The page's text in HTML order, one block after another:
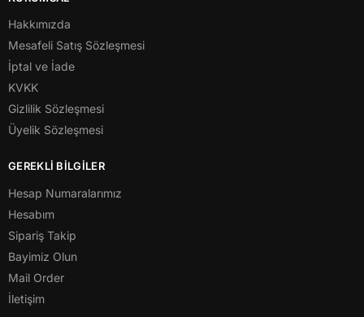
Hakkımızda
Mesafeli Satış Sözleşmesi
İptal ve İade
KVKK
Gizlilik Sözleşmesi
Üyelik Sözleşmesi
GEREKLİ BİLGİLER
Hesap Numaralarımız
Hesabım
Sipariş Takip
Bayimiz Olun
Mail Order
İletişim